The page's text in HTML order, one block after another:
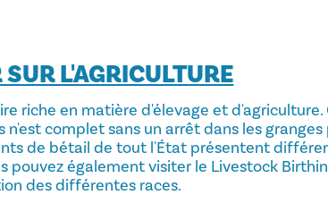
L'AGRICULTURE
riche en matière d'élevage et
n'est complet sans un arrêt dans les
de bétail de tout l'État présentent
pouvez également visiter le Livestock
des différentes races.